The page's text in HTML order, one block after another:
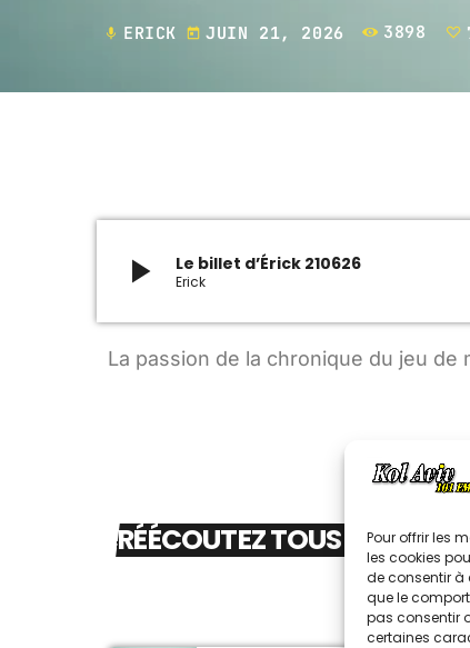
Pour offrir les
les cookies
de consentir à
que le
pas consentir
certaines
mic ERICK today JUIN 21, 2026 3898
play_arrow Le billet d’Érick 210626
Erick
La passion de la chronique du jeu
RÉÉCOUTEZ TOUS LE